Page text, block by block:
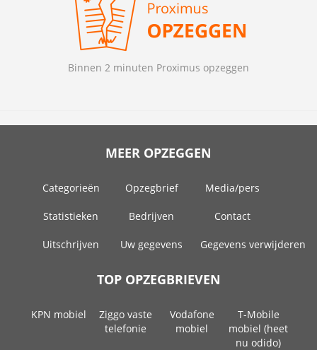
Binnen 2 minuten Proximus opzeggen
MEER OPZEGGEN
Categorieën Opzegbrief Media/pers
Statistieken Bedrijven Contact
Uitschrijven Uw gegevens Gegevens verwijderen
TOP OPZEGBRIEVEN
KPN mobiel
Ziggo vaste
telefonie
Vodafone
mobiel
T-Mobile
mobiel (heet
nu odido)